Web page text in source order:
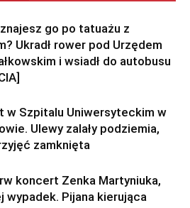
go po tatuażu z
Ukradł rower pod Urzędem
i wsiadł do autobusu
w Szpitalu Uniwersyteckim w
Ulewy zalały podziemia,
zamknięta
koncert Zenka Martyniuka,
wypadek. Pijana kierująca